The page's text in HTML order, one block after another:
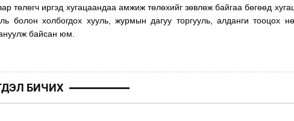
төлөгч иргэд хугацаандаа амжиж төлөхийг зөвлөж байгаа бөгөөд
болон холбогдох хууль, журмын дагуу торгууль, алданги тооцох
байсан юм.
БИЧИХ